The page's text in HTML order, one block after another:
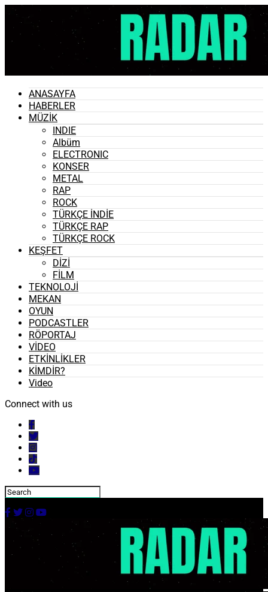
ANASAYFA
HABERLER
MÜZİK
INDIE
Albüm
ELECTRONIC
KONSER
METAL
RAP
ROCK
TÜRKÇE İNDİE
TÜRKÇE RAP
TÜRKÇE ROCK
KEŞFET
DİZİ
FİLM
TEKNOLOJİ
MEKAN
OYUN
PODCASTLER
RÖPORTAJ
VİDEO
ETKİNLİKLER
KİMDİR?
Video
Connect with us